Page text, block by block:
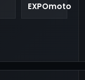
EXPOmoto